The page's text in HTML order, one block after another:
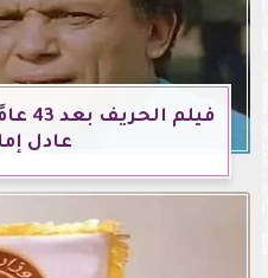
عادل